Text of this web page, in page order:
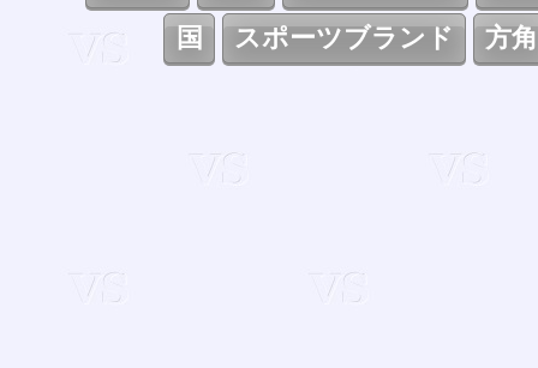
国
スポーツブランド 方角